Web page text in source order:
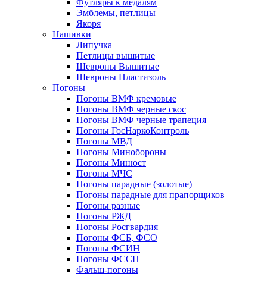
Футляры к медалям
Эмблемы, петлицы
Якоря
Нашивки
Липучка
Петлицы вышитые
Шевроны Вышитые
Шевроны Пластизоль
Погоны
Погоны ВМФ кремовые
Погоны ВМФ черные скос
Погоны ВМФ черные трапеция
Погоны ГосНаркоКонтроль
Погоны МВД
Погоны Минобороны
Погоны Минюст
Погоны МЧС
Погоны парадные (золотые)
Погоны парадные для прапорщиков
Погоны разные
Погоны РЖД
Погоны Росгвардия
Погоны ФСБ, ФСО
Погоны ФСИН
Погоны ФССП
Фальш-погоны